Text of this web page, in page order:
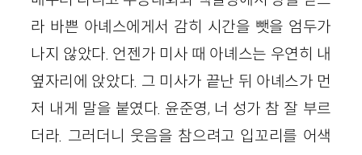
라 바쁜 아녜스에게서 감히 시간을 뺏을 엄두가
나지 않았다. 언젠가 미사 때 아녜스는 우연히 내
옆자리에 앉았다. 그 미사가 끝난 뒤 아녜스가 먼
저 내게 말을 붙였다. 윤준영, 너 성가 참 잘 부르
더라. 그러더니 웃음을 참으려고 입꼬리를 어색